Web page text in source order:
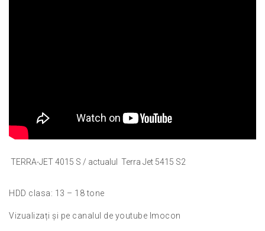
TERRA-JET 4015 S / actualul Terra Jet 5415 S2
HDD clasa: 13 – 18 tone
Vizualizați și pe canalul de youtube Imocon